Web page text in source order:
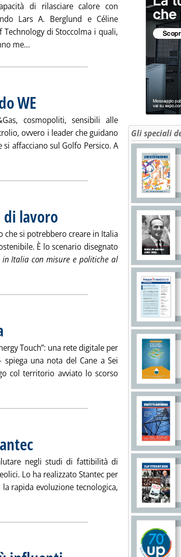
di rilasciare calore con
Lars A. Berglund e Céline
di Stoccolma i quali,
me... Leggi tutta la notizia: 'Dalla Svezia
WE
cosmopoliti, sensibili alle
ovvero i leader che guidano
affacciano sul Golfo Persico. A
notizia: 'I “principi” del petrolio secondo WE . '
lavoro
si potrebbero creare in Italia
È lo scenario disegnato
in Italia con misure e politiche al
'Con misure ambientali + posti di lavoro . '
Touch”: una rete digitale per
una nota del Cane a Sei
col territorio avviato lo scorso
la notizia: 'La presenza di Eni in Basilicata . '
negli studi di fattibilità di
Lo ha realizzato Stantec per
rapida evoluzione tecnologica,
'Revamping Eolico, su guida Stantec . '
Gli speciali